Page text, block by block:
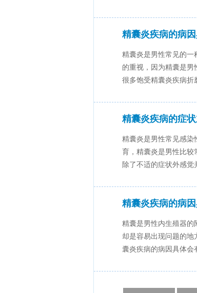
精囊炎疾病的病
精囊炎是男性常见的一
的重视，因为精囊是
很多饱受精囊炎疾病折
精囊炎疾病的症
精囊炎是男性常见感染
育，精囊炎是男性比较
除了不适的症状外感觉
精囊炎疾病的病
精囊是男性内生殖器的
却是容易出现问题的地
囊炎疾病的病因具体会